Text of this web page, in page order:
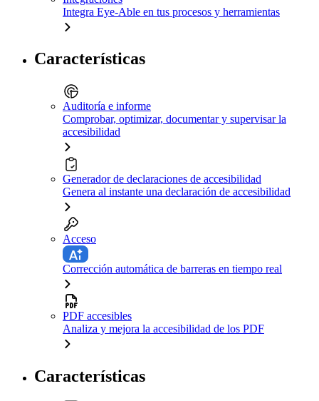
Integra Eye-Able en tus procesos y herramientas
Características
Auditoría e informe
Comprobar, optimizar, documentar y supervisar la
accesibilidad
Generador de declaraciones de accesibilidad
Genera al instante una declaración de accesibilidad
Acceso
Corrección automática de barreras en tiempo real
PDF accesibles
Analiza y mejora la accesibilidad de los PDF
Características